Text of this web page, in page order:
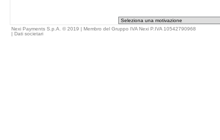
Nexi Payments S.p.A. © 2019 | Membro del Gruppo IVA Nexi P.IVA 10542790968
| Dati societari